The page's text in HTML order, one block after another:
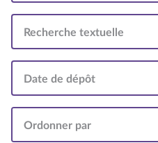
Recherche textuelle
Date de dépôt
Ordonner par